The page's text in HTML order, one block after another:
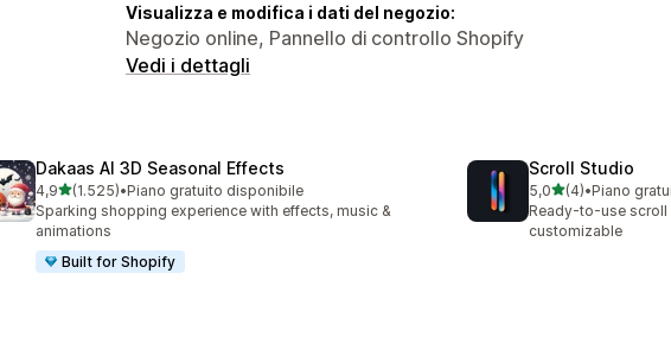
Visualizza e modifica i dati del negozio:
Negozio online, Pannello di controllo Shopify
Vedi i dettagli
Dakaas AI 3D Seasonal Effects
4,9stelle su 5
(1.525)
1525 recensioni totali
•Piano gratuito disponibile
Sparking shopping experience with effects, music &
animations
Built for Shopify
Scroll Studio
5,0stelle su 5
(4)
4 recensioni totali
•Piano
Ready-to-use scroll
customizable